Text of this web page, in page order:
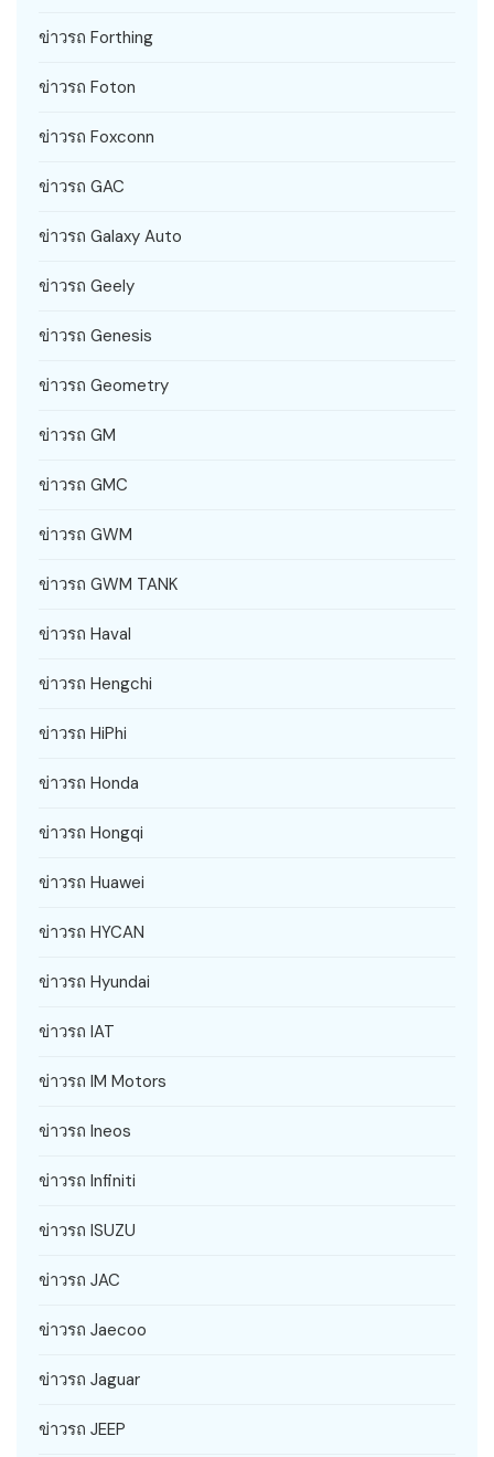
ข่าวรถ Forthing
ข่าวรถ Foton
ข่าวรถ Foxconn
ข่าวรถ GAC
ข่าวรถ Galaxy Auto
ข่าวรถ Geely
ข่าวรถ Genesis
ข่าวรถ Geometry
ข่าวรถ GM
ข่าวรถ GMC
ข่าวรถ GWM
ข่าวรถ GWM TANK
ข่าวรถ Haval
ข่าวรถ Hengchi
ข่าวรถ HiPhi
ข่าวรถ Honda
ข่าวรถ Hongqi
ข่าวรถ Huawei
ข่าวรถ HYCAN
ข่าวรถ Hyundai
ข่าวรถ IAT
ข่าวรถ IM Motors
ข่าวรถ Ineos
ข่าวรถ Infiniti
ข่าวรถ ISUZU
ข่าวรถ JAC
ข่าวรถ Jaecoo
ข่าวรถ Jaguar
ข่าวรถ JEEP